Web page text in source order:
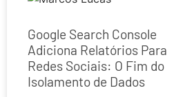
Google Search Console
Adiciona Relatórios Para
Redes Sociais: O Fim do
Isolamento de Dados